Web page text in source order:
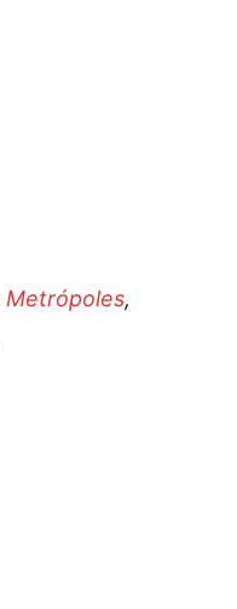
Metrópoles,